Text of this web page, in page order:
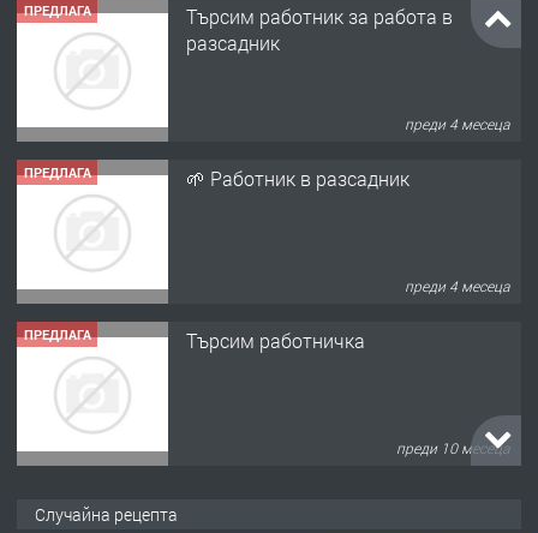
ПРЕДЛАГА
Търсим работник за работа в
разсадник
преди 4 месеца
ПРЕДЛАГА 🌱 Работник в разсадник
преди 4 месеца
ПРЕДЛАГА Търсим работничка
преди 10 месеца
Случайна рецепта